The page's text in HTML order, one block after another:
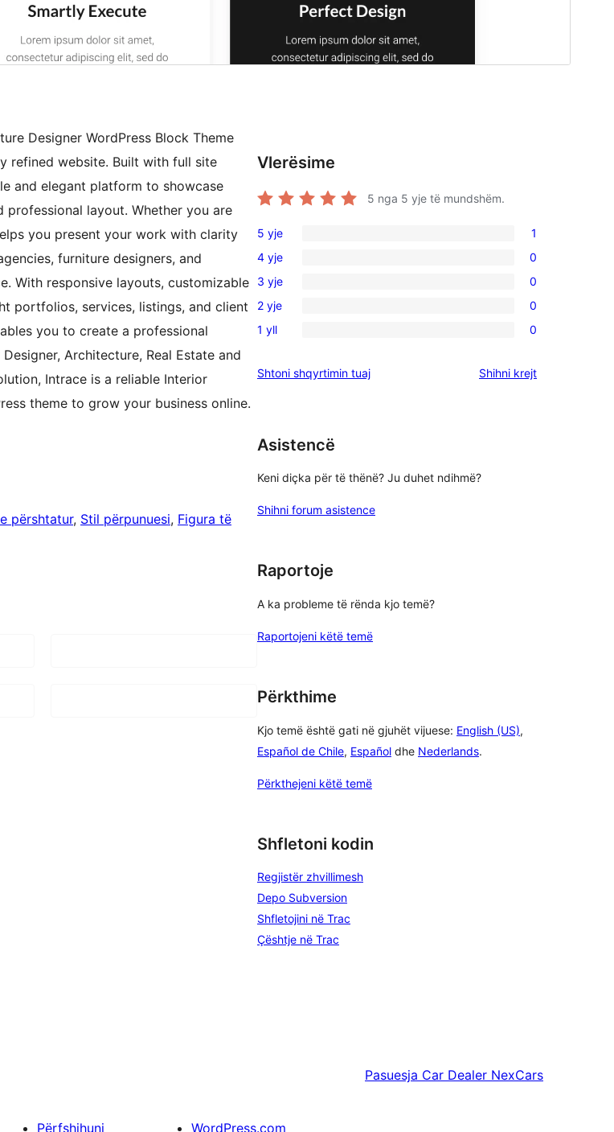
Designer WordPress Block Theme
refined website. Built with full site
and elegant platform to showcase
layout. Whether you are
you present your work with clarity
furniture designers, and
With responsive layouts, customizable
portfolios, services, listings, and client
you to create a professional
Architecture, Real Estate and
Intrace is a reliable Interior
theme to grow your business online.
përshtatur, Stil përpunuesi, Figura të
Vlerësime
5 nga 5 yje të mundshëm.
1
shqyrtim
me
5
yje
5 yje 1
0
shqyrtime
me
4
4 yje 0
0
shqyrtime
me
yje
3 yje 0
0
shqyrtime
2
2 yje 0
0
me
1 yll 0
Shtoni shqyrtimin tuaj Shihni krejtshqyrtimet
Asistencë
Keni diçka për të thënë? Ju duhet ndihmë?
Shihni forum asistence
Raportoje
A ka probleme të rënda kjo temë?
Raportojeni këtë temë
Përkthime
Kjo temë është gati në gjuhët vijuese: English (US),
Español de Chile, Español dhe Nederlands.
Përkthejeni këtë temë
Shfletoni kodin
Regjistër zhvillimesh
Depo Subversion
Shfletojini në Trac
Çështje në Trac
Pasuesja Car Dealer NexCars
Përfshihuni WordPress.com